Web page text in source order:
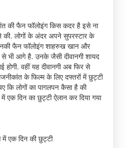
की फैन फॉलोइंग किस कदर है इसे ना
की. लोगों के अंदर अपने सुपरस्टार के
फैन फॉलोइंग शाहरुख खान और
भी आगे है. उनके जैसी दीवानगी शायद
होगी. वहीं यह दीवानगी अब फिर से
के फिल्म के लिए दफ्तरों में छुट्टी
कि लोगों का पागलपन कैसा है की
दिन का छुट्टी ऐलान कर दिया गया
एक दिन की छुट्टी